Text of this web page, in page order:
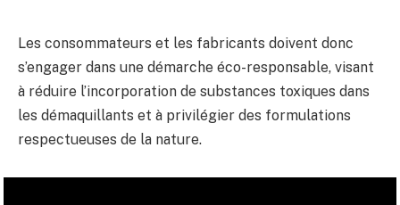
Les consommateurs et les fabricants doivent donc
s’engager dans une démarche éco-responsable, visant
à réduire l’incorporation de substances toxiques dans
les démaquillants et à privilégier des formulations
respectueuses de la nature.